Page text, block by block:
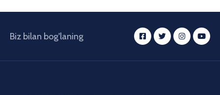
Biz bilan bog'laning